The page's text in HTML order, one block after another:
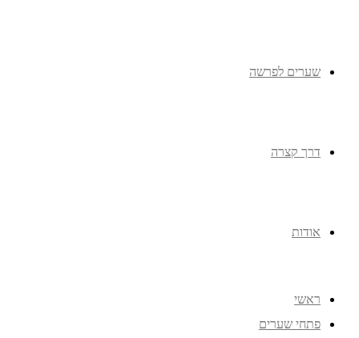
שערים לפרשה
דרך קצרה
אודות
ראשי
פתחי שערים